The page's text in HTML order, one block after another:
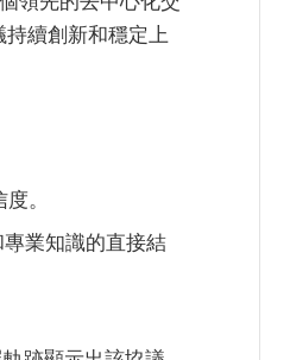
續創新和穩定上
。
業知識的直接結